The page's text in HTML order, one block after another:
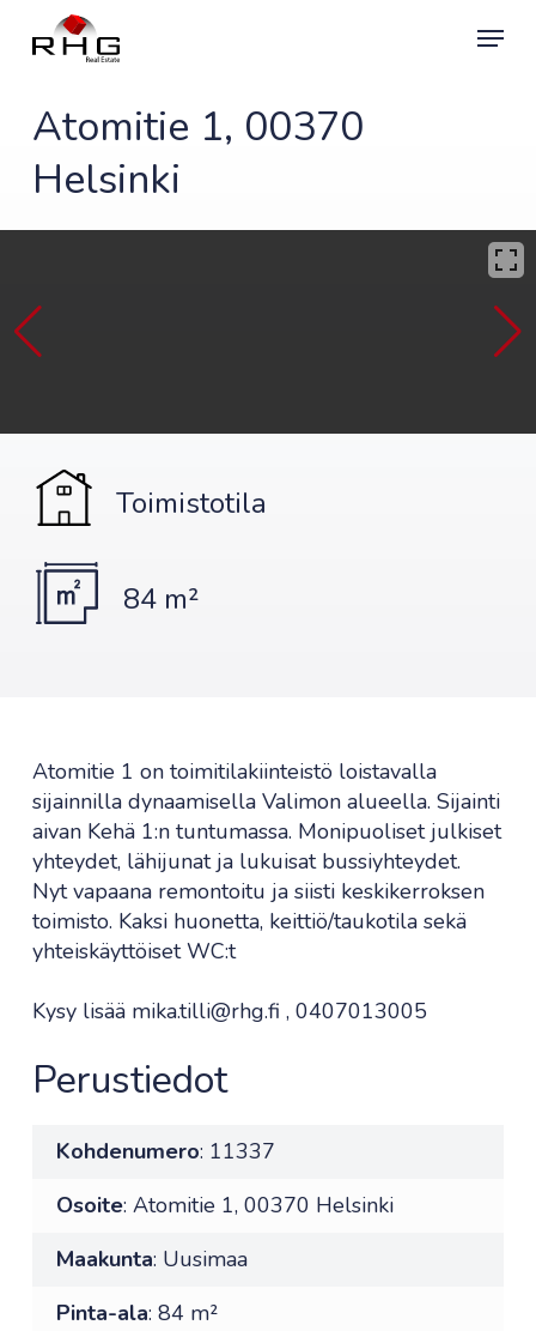
Menu
Atomitie 1, 00370
Helsinki
Toimistotila
84 m²
Atomitie 1 on toimitilakiinteistö loistavalla
sijainnilla dynaamisella Valimon alueella. Sijainti
aivan Kehä 1:n tuntumassa. Monipuoliset julkiset
yhteydet, lähijunat ja lukuisat bussiyhteydet.
Nyt vapaana remontoitu ja siisti keskikerroksen
toimisto. Kaksi huonetta, keittiö/taukotila sekä
yhteiskäyttöiset WC:t
Kysy lisää mika.tilli@rhg.fi , 0407013005
Perustiedot
Kohdenumero: 11337
Osoite: Atomitie 1, 00370 Helsinki
Maakunta: Uusimaa
Pinta-ala: 84 m²